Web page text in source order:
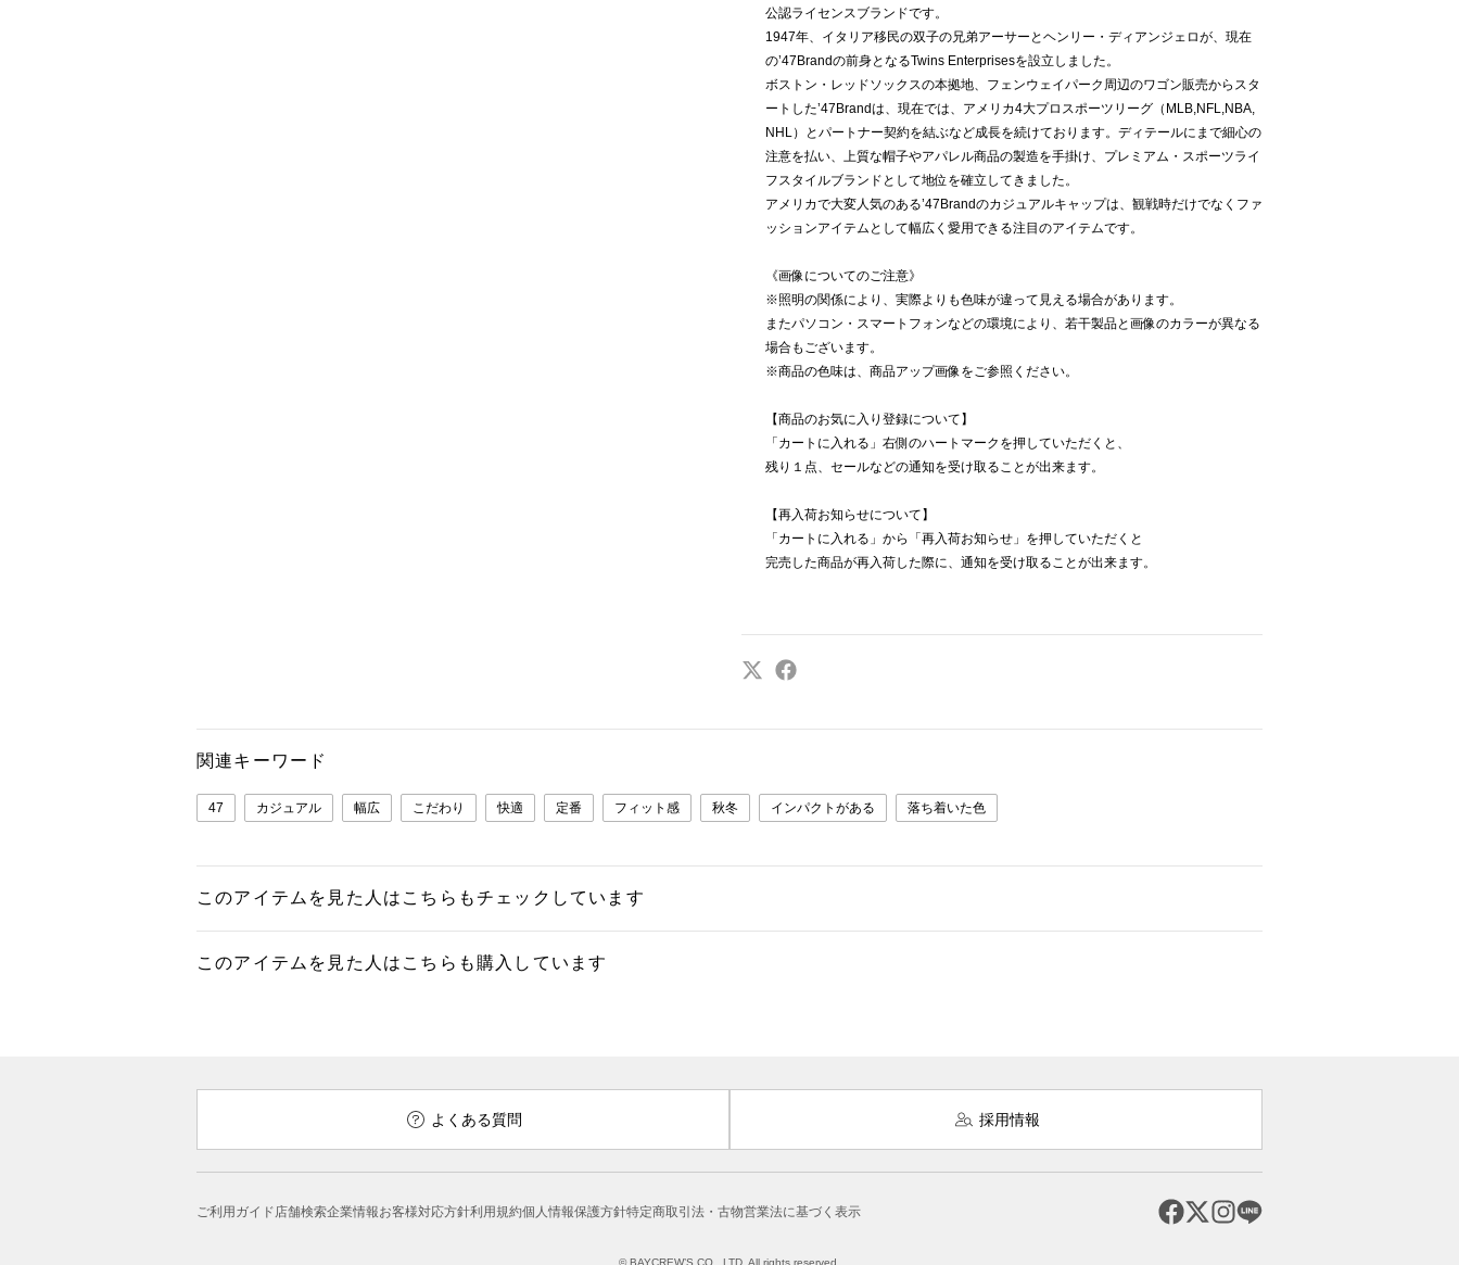
公認ライセンスブランドです。
1947年、イタリア移民の双子の兄弟アーサーとヘンリー・ディアンジェロが、現在
の’47Brandの前身となるTwins Enterprisesを設立しました。
ボストン・レッドソックスの本拠地、フェンウェイパーク周辺のワゴン販売からスタ
ートした’47Brandは、現在では、アメリカ4大プロスポーツリーグ（MLB,NFL,NBA,
NHL）とパートナー契約を結ぶなど成長を続けております。ディテールにまで細心の
注意を払い、上質な帽子やアパレル商品の製造を手掛け、プレミアム・スポーツライ
フスタイルブランドとして地位を確立してきました。
アメリカで大変人気のある’47Brandのカジュアルキャップは、観戦時だけでなくファ
ッションアイテムとして幅広く愛用できる注目のアイテムです。
《画像についてのご注意》
※照明の関係により、実際よりも色味が違って見える場合があります。
またパソコン・スマートフォンなどの環境により、若干製品と画像のカラーが異なる
場合もございます。
※商品の色味は、商品アップ画像をご参照ください。
【商品のお気に入り登録について】
「カートに入れる」右側のハートマークを押していただくと、
残り１点、セールなどの通知を受け取ることが出来ます。
【再入荷お知らせについて】
「カートに入れる」から「再入荷お知らせ」を押していただくと
完売した商品が再入荷した際に、通知を受け取ることが出来ます。
関連キーワード
47 カジュアル 幅広 こだわり 快適 定番 フィット感 秋冬 インパクトがある 落ち着いた色
このアイテムを見た人はこちらもチェックしています
このアイテムを見た人はこちらも購入しています
よくある質問 採用情報
ご利用ガイド店舗検索企業情報お客様対応方針利用規約個人情報保護方針特定商取引法・古物営業法に基づく表示
© BAYCREW’S CO., LTD. All rights reserved.